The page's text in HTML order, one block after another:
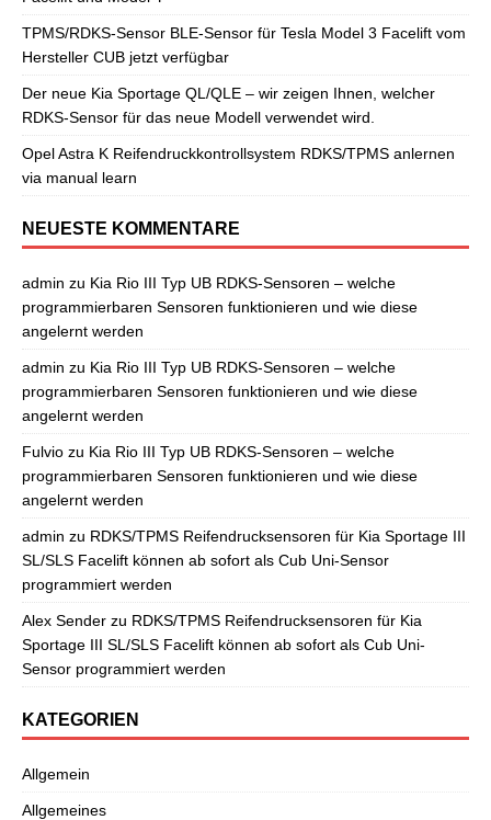
TPMS/RDKS-Sensor BLE-Sensor für Tesla Model 3 Facelift vom
Hersteller CUB jetzt verfügbar
Der neue Kia Sportage QL/QLE – wir zeigen Ihnen, welcher
RDKS-Sensor für das neue Modell verwendet wird.
Opel Astra K Reifendruckkontrollsystem RDKS/TPMS anlernen
via manual learn
NEUESTE KOMMENTARE
admin zu Kia Rio III Typ UB RDKS-Sensoren – welche
programmierbaren Sensoren funktionieren und wie diese
angelernt werden
admin zu Kia Rio III Typ UB RDKS-Sensoren – welche
programmierbaren Sensoren funktionieren und wie diese
angelernt werden
Fulvio zu Kia Rio III Typ UB RDKS-Sensoren – welche
programmierbaren Sensoren funktionieren und wie diese
angelernt werden
admin zu RDKS/TPMS Reifendrucksensoren für Kia Sportage III
SL/SLS Facelift können ab sofort als Cub Uni-Sensor
programmiert werden
Alex Sender zu RDKS/TPMS Reifendrucksensoren für Kia
Sportage III SL/SLS Facelift können ab sofort als Cub Uni-
Sensor programmiert werden
KATEGORIEN
Allgemein
Allgemeines